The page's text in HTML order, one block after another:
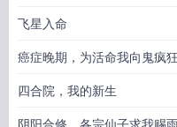
飞星入命
癌症晚期，为活命我向鬼疯
四合院，我的新生